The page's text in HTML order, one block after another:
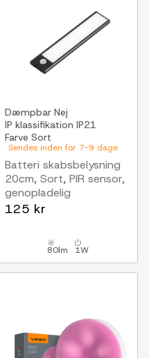
Sendes inden for 7-9 dage
Dæmpbar Nej
IP klassifikation IP21
Farve Sort
Batteri skabsbelysning
20cm, Sort, PIR sensor,
genopladelig
125 kr
80lm 1W